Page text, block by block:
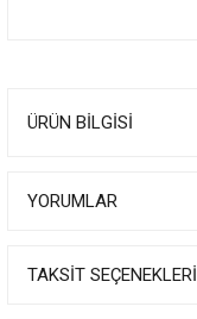
ÜRÜN BILGISI
YORUMLAR
TAKSIT SEÇENEKLERI